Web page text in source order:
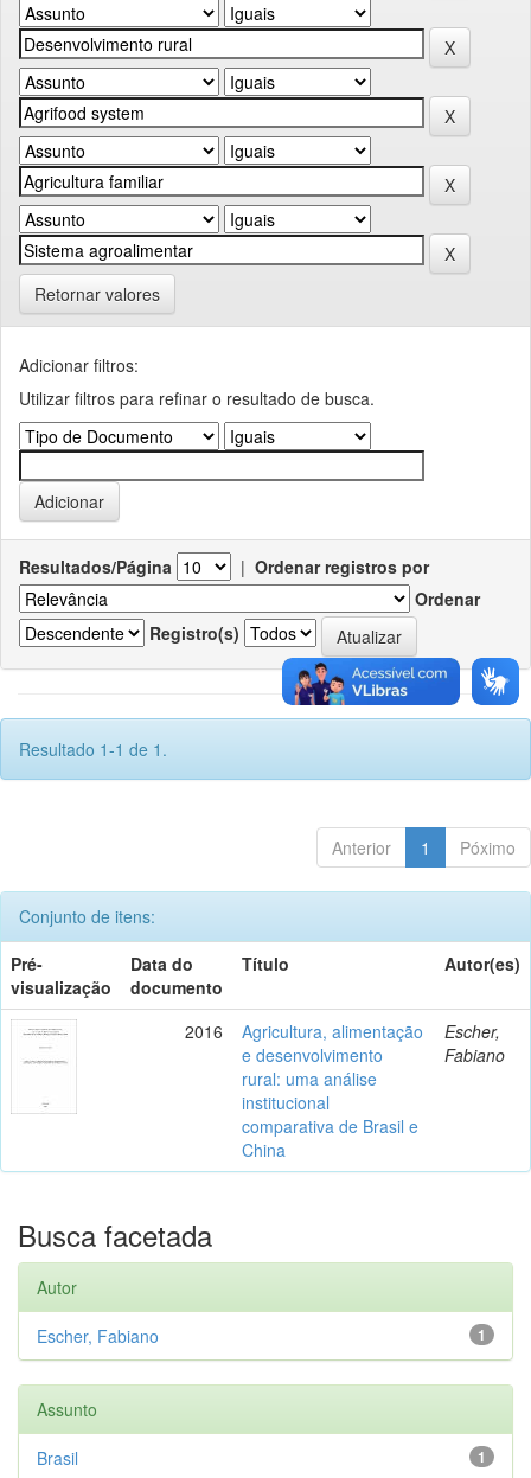
Retornar valores
Adicionar filtros:
Utilizar filtros para refinar o resultado de busca.
Resultados/Página | Ordenar registros por
Ordenar
Registro(s)
Resultado 1-1 de 1.
Anterior 1 Póximo
Conjunto de itens:
Pré-
visualização
Data do
documento
Título Autor(es)
2016
Agricultura, alimentação
e desenvolvimento
rural: uma análise
institucional
comparativa de Brasil e
China
Escher,
Fabiano
Busca facetada
Autor
1
Escher, Fabiano
Assunto
1
Brasil